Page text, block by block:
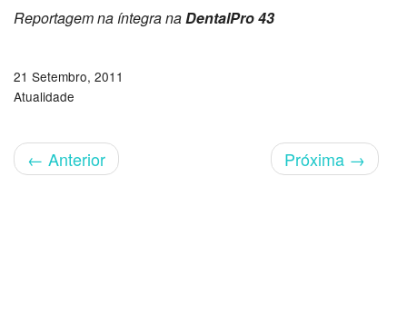
Reportagem na íntegra naDentalPro 43
21 Setembro, 2011
Atualidade
← Anterior Próxima →